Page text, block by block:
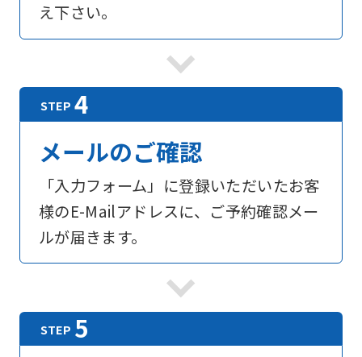
え下さい。
メールのご確認
「入力フォーム」に登録いただいたお客
様のE-Mailアドレスに、ご予約確認メー
ルが届きます。
foreigners
Sports
official
website
is
translated
into
English.
Click